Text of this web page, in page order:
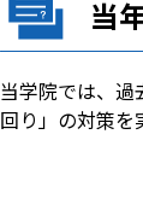
当
当学院では、
回り」の対策